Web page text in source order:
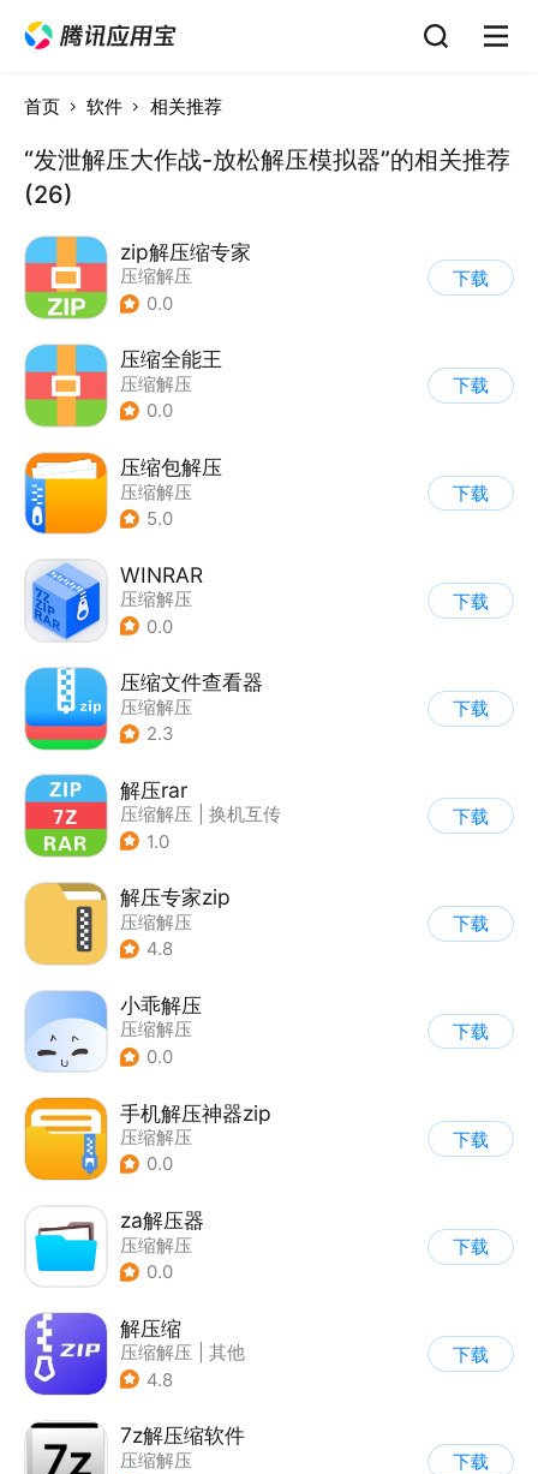
首页 软件 相关推荐
“发泄解压大作战-放松解压模拟器”的相关推荐
(26)
zip解压缩专家
压缩解压
0.0
下载
压缩全能王
压缩解压
0.0
下载
压缩包解压
压缩解压
5.0
下载
WINRAR
压缩解压
0.0
下载
压缩文件查看器
压缩解压
2.3
下载
解压rar
压缩解压
换机互传
1.0
下载
解压专家zip
压缩解压
4.8
下载
小乖解压
压缩解压
0.0
下载
手机解压神器zip
压缩解压
0.0
下载
za解压器
压缩解压
0.0
下载
解压缩
压缩解压
其他
4.8
下载
7z解压缩软件
压缩解压
下载